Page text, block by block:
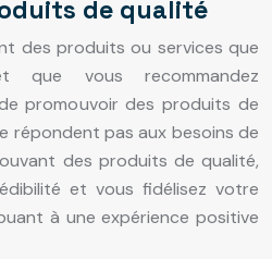
de qualité
des produits ou services que
vous recommandez
promouvoir des produits de
répondent pas aux besoins de
des produits de qualité,
et vous fidélisez votre
à une expérience positive